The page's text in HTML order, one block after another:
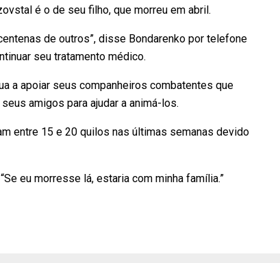
é o de seu filho, que morreu em abril.
de outros”, disse Bondarenko por telefone
seu tratamento médico.
a apoiar seus companheiros combatentes que
amigos para ajudar a animá-los.
entre 15 e 20 quilos nas últimas semanas devido
eu morresse lá, estaria com minha família.”